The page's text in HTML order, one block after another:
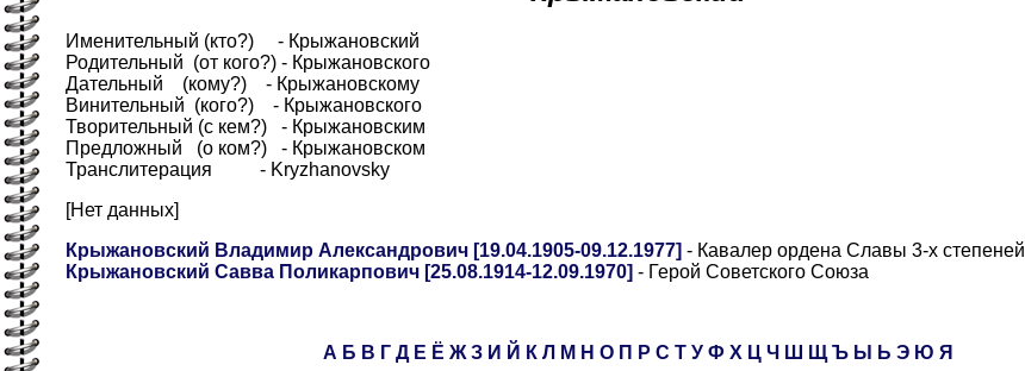
Именительный (кто?) - Крыжановский
Родительный (от кого?) - Крыжановского
Дательный (кому?) - Крыжановскому
Винительный (кого?) - Крыжановского
Творительный (с кем?) - Крыжановским
Предложный (о ком?) - Крыжановском
Транслитерация - Kryzhanovsky
[Нет данных]
Крыжановский Владимир Александрович [19.04.1905-09.12.1977] - Кавалер ордена Славы 3-х степеней
Крыжановский Савва Поликарпович [25.08.1914-12.09.1970] - Герой Советского Союза
А Б В Г Д Е Ё Ж З И Й К Л М Н О П Р С Т У Ф Х Ц Ч Ш Щ Ъ Ы Ь Э Ю Я